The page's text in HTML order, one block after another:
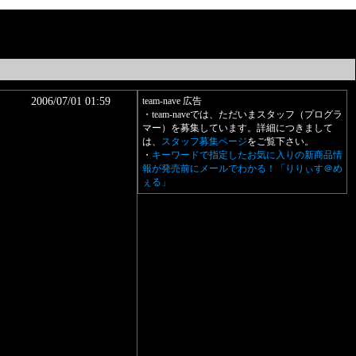
2006/07/01 01:59
team-nave 広告
・team-naveでは、ただいまスタッフ（プログラ
マー）を募集しています。詳細につきまして
は、 スタッフ募集ページをご覧下さい。
・ キーワードで指定したお気に入りの新商品情
報が発売前にメールでわかる！「りりぃす＠め
ぇる」